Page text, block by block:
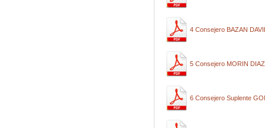
4 Consejero BAZAN
5 Consejero MORIN DIAZ
6 Consejero Suplente